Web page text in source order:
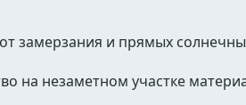
замерзания и прямых
на незаметном участке